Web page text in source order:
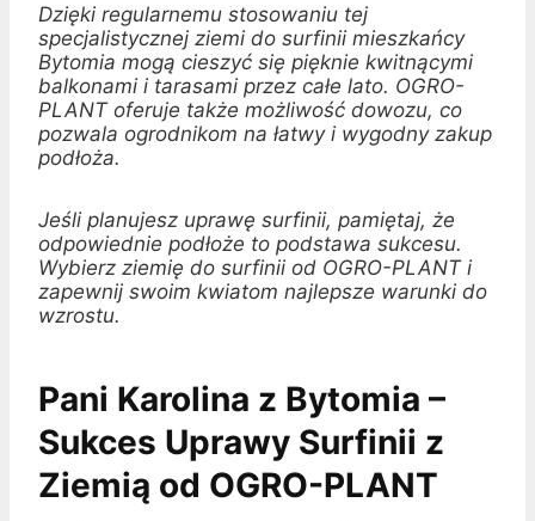
Dzięki regularnemu stosowaniu tej
specjalistycznej ziemi do surfinii mieszkańcy
Bytomia mogą cieszyć się pięknie kwitnącymi
balkonami i tarasami przez całe lato. OGRO-
PLANT oferuje także możliwość dowozu, co
pozwala ogrodnikom na łatwy i wygodny zakup
podłoża.
Jeśli planujesz uprawę surfinii, pamiętaj, że
odpowiednie podłoże to podstawa sukcesu.
Wybierz ziemię do surfinii od OGRO-PLANT i
zapewnij swoim kwiatom najlepsze warunki do
wzrostu.
Pani Karolina z Bytomia –
Sukces Uprawy Surfinii z
Ziemią od OGRO-PLANT